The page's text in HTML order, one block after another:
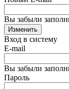
Вы забыли
Изменить
Вход в систему
E-mail
Вы забыли
Пароль